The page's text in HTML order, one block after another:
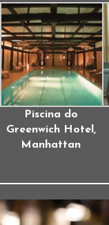
Piscina do
Greenwich Hotel,
Manhattan